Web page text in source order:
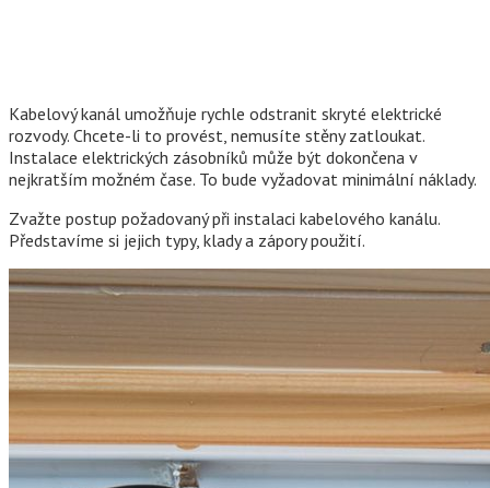
Kabelový kanál umožňuje rychle odstranit skryté elektrické
rozvody. Chcete-li to provést, nemusíte stěny zatloukat.
Instalace elektrických zásobníků může být dokončena v
nejkratším možném čase. To bude vyžadovat minimální náklady.
Zvažte postup požadovaný při instalaci kabelového kanálu.
Představíme si jejich typy, klady a zápory použití.